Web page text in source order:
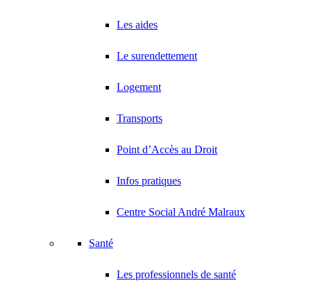
Les aides
Le surendettement
Logement
Transports
Point d’Accès au Droit
Infos pratiques
Centre Social André Malraux
Santé
Les professionnels de santé